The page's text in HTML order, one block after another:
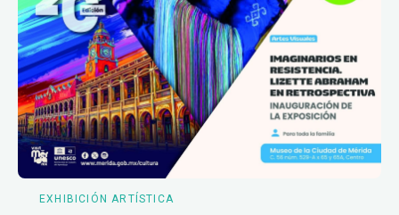
EXHIBICIÓN ARTÍSTICA